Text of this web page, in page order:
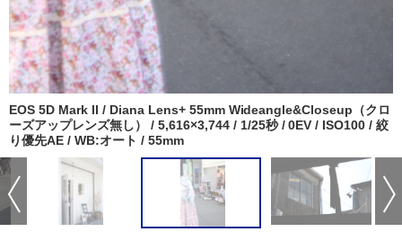
EOS 5D Mark II / Diana Lens+ 55mm Wideangle&Closeup（クロ
ーズアップレンズ無し） / 5,616×3,744 / 1/25秒 / 0EV / ISO100 / 絞
り優先AE / WB:オート / 55mm